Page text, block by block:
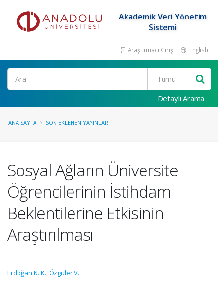
Akademik Veri Yönetim
Sistemi
Araştırmacı Girişi English
Ara
Detaylı Arama
ANA SAYFA SON EKLENEN YAYINLAR
Sosyal Ağların Üniversite
Öğrencilerinin İstihdam
Beklentilerine Etkisinin
Araştırılması
Erdoğan N. K.,Özgüler V.